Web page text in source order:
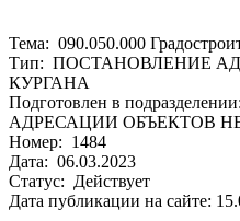
Тема: 090.050.000
Тип: ПОСТАНОВЛЕНИЕ
КУРГАНА
Подготовлен в
АДРЕСАЦИИ ОБЪЕКТОВ
Номер: 1484
Дата: 06.03.2023
Статус: Действует
Дата публикации на сайте: